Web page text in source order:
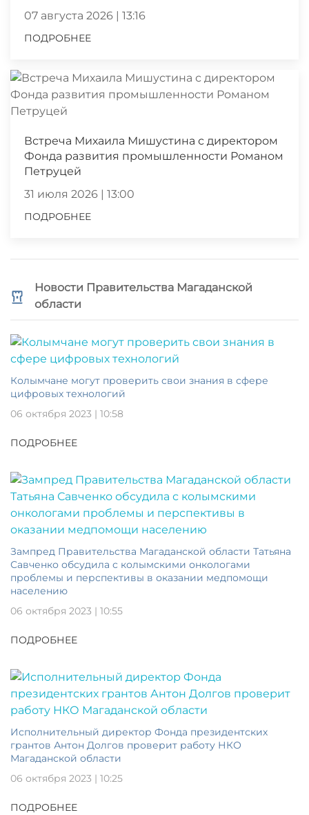
07 августа 2026 | 13:16
ПОДРОБНЕЕ
Встреча Михаила Мишустина с директором
Фонда развития промышленности Романом
Петруцей
31 июля 2026 | 13:00
ПОДРОБНЕЕ
Новости Правительства Магаданской
области
Колымчане могут проверить свои знания в сфере
цифровых технологий
06 октября 2023 | 10:58
ПОДРОБНЕЕ
Зампред Правительства Магаданской области Татьяна
Савченко обсудила с колымскими онкологами
проблемы и перспективы в оказании медпомощи
населению
06 октября 2023 | 10:55
ПОДРОБНЕЕ
Исполнительный директор Фонда президентских
грантов Антон Долгов проверит работу НКО
Магаданской области
06 октября 2023 | 10:25
ПОДРОБНЕЕ